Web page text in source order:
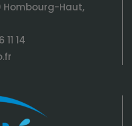
Hombourg-Haut,
14